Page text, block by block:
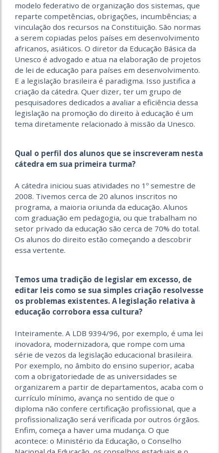
modelo federativo de organização dos sistemas, que
reparte competências, obrigações, incumbências; a
vinculação dos recursos na Constituição. São normas
a serem copiadas pelos países em desenvolvimento
africanos, asiáticos. O diretor da Educação Básica da
Unesco é advogado e atua na elaboração de projetos
de lei de educação para países em desenvolvimento.
E a legislação brasileira é paradigma. Isso justifica a
criação da cátedra. Quer dizer, ter um grupo de
pesquisadores dedicados a avaliar a eficiência dessa
legislação na promoção do direito à educação é um
tema diretamente relacionado à missão da Unesco.
Qual o perfil dos alunos que se inscreveram nesta
cátedra em sua primeira turma?
A cátedra iniciou suas atividades no 1º semestre de
2008. Tivemos cerca de 20 alunos inscritos no
programa, a maioria oriunda da educação. Alunos
com graduação em pedagogia, ou que trabalham no
setor privado da educação são cerca de 70% do total.
Os alunos do direito estão começando a descobrir
essa vertente.
Temos uma tradição de legislar em excesso, de
editar leis como se sua simples criação resolvesse
os problemas existentes. A legislação relativa à
educação corrobora essa cultura?
Inteiramente. A LDB 9394/96, por exemplo, é uma lei
inovadora, modernizadora, que rompe com uma
série de vezos da legislação educacional brasileira.
Por exemplo, no âmbito do ensino superior, acaba
com a obrigatoriedade de as universidades se
organizarem a partir de departamentos, acaba com o
currículo mínimo, avança no sentido de que o
diploma não confere certificação profissional, que a
profissionalização será verificada por outros órgãos.
Enfim, começa a haver uma mudança. O que
acontece: o Ministério da Educação, o Conselho